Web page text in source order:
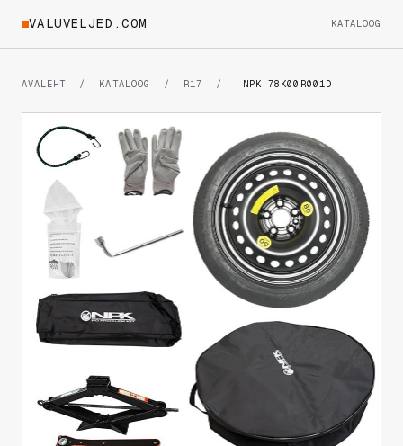
VALUVELJED.COM KATALOOG
AVALEHT / KATALOOG / R17 / NPK 78K00R001D